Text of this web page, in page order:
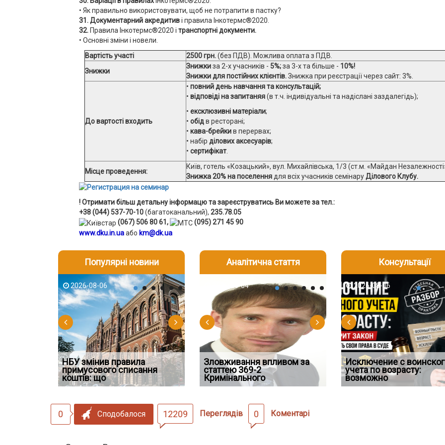
• Як правильно використовувати, щоб не потрапити в пастку?
31. Документарний акредитиві правила Інкотермс®2020.
32. Правила Інкотермс®2020 і транспортні документи.
• Основні зміни і новели.
Вартість участі
2500 грн. (без ПДВ). Можлива оплата з ПДВ.
Знижки
Знижкиза 2-х учасників - 5%;за 3-х та більше - 10%!
Знижки для постійних клієнтів.Знижка при реєстрації через сайт: 3%.
До вартості входить
• повний день навчання та консультацій;
• відповіді на запитаняя(в т.ч. індивідуальні та надіслані заздалегідь);
• ексклюзивні матеріали;
• обідв ресторані;
• кава-брейкив перервах;
• набір ділових аксесуарів;
• сертифікат.
Місце проведення:
Київ, готель «Козацький», вул. Михайлівська, 1/3 (ст.м. «Майдан
Знижка 20% на поселення для всіх учасників семінаруДілового Клубу.
! Отримати більш детальну інформацю та зареєструватись Ви можете за тел.:
+38 (044) 537-70-10(багатоканальний), 235.78.05
(067) 506 80 61,
(095) 271 45 90
www.dku.in.uaабо km@dk.ua
Популярні новини
2026-08-06
НБУ змінив правила
примусового списання
коштів: що
Якщо суд встановив для
відшкодування шкоди
наявніс
2026-08-06
Документи, на яких не
проставляється апостиль:
пер
Аналітична стаття
2026-08-03
Водії можуть отримати
компенсацію за незаконні
дії
2026-08-04
Зловживання впливом за
статтею 369-2
Кримінального
2026-08-04
Переоформлення
відстрочки за іншою
підставою: нов
Консультації
2026-08-05
Особливості захисту у
кримінальному
провадженні: я
2026-08-06
Исключение с
учета по возрасту:
возможно
2026-07-30
Восьмий ААС
підтвердив, що
скас
0 Сподобалося 12209 Переглядів 0 Коментарі